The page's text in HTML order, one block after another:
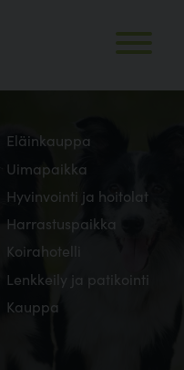
Eläinkauppa
Uimapaikka
Hyvinvointi ja hoitolat
Harrastuspaikka
Koirahotelli
Lenkkeily ja patikointi
Kauppa